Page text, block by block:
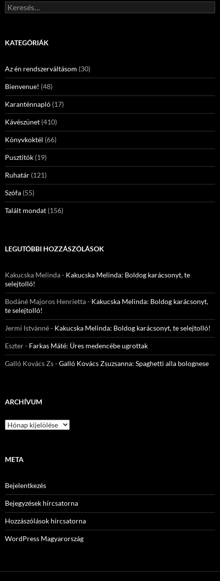
Keresés:
KATEGÓRIÁK
Az én rendszerváltásom (30)
Bienvenue! (48)
Karanténnapló (17)
Kávészünet (410)
Könyvkoktél (66)
Pusztítók (19)
Ruhatár (121)
Szófa (55)
Talált mondat (156)
LEGUTÓBBI HOZZÁSZÓLÁSOK
Kakucska Melinda- Kakucska Melinda: Boldog karácsonyt, te
selejtolló!
Bodáné Majoros Henrietta- Kakucska Melinda: Boldog karácsonyt,
te selejtolló!
Jermi Istvànné- Kakucska Melinda: Boldog karácsonyt, te selejtolló!
Eszter- Farkas Máté: Üres medencébe ugrottak
Galló Kovács Zs-Galló Kovács Zsuzsanna: Spaghetti alla bolognese
ARCHÍVUM
Archívum
META
Bejelentkezés
Bejegyzések hírcsatorna
Hozzászólások hírcsatorna
WordPress Magyarország